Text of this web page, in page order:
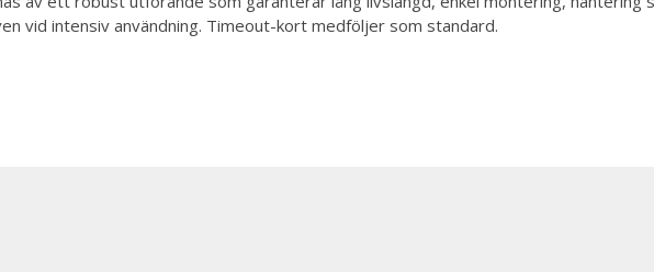
vid intensiv användning. Timeout-kort medföljer som standard.